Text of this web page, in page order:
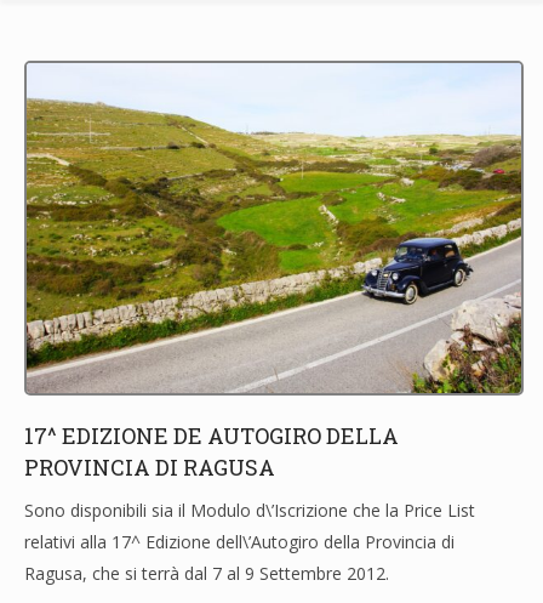
17^ EDIZIONE DE AUTOGIRO DELLA
PROVINCIA DI RAGUSA
Sono disponibili sia il Modulo d\’Iscrizione che la Price List
relativi alla 17^ Edizione dell\’Autogiro della Provincia di
Ragusa, che si terrà dal 7 al 9 Settembre 2012.